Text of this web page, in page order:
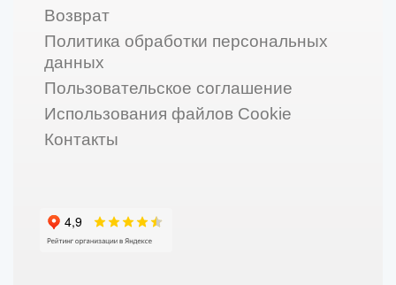
Возврат
Политика обработки персональных
данных
Пользовательское соглашение
Использования файлов Cookie
Контакты